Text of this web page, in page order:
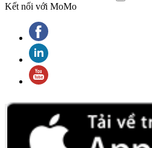
Kết nối với MoMo